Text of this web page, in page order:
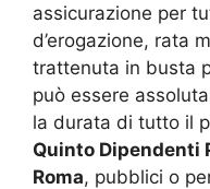
assicurazione per
d’erogazione, rata
trattenuta in busta
può essere
la durata di tutto il
Quinto Dipendenti
Roma, pubblici o